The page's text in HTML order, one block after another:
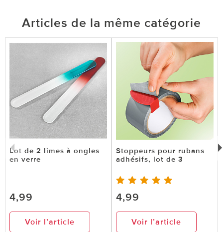
Articles de la même catégorie
Lot de 2 limes à ongles
en verre
4,99
Voir l’article
Stoppeurs pour rubans
adhésifs, lot de 3
4,99
Voir l’article